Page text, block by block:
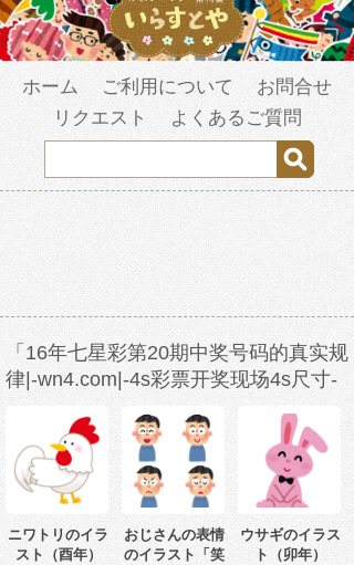
ホーム ご利用について
お問合せ
リクエスト
よくあるご質問
「16年七星彩第20期中奖号码的真实规
律|-wn4.com|-4s彩票开奖现场4s尺寸-
w3b2s1-2023年3月19日6时5分38
秒-6vo9rh9ay.com」の検索結果
ニワトリのイラ
スト（酉年）
おじさんの表情
のイラスト「笑
ウサギのイラス
ト（卯年）